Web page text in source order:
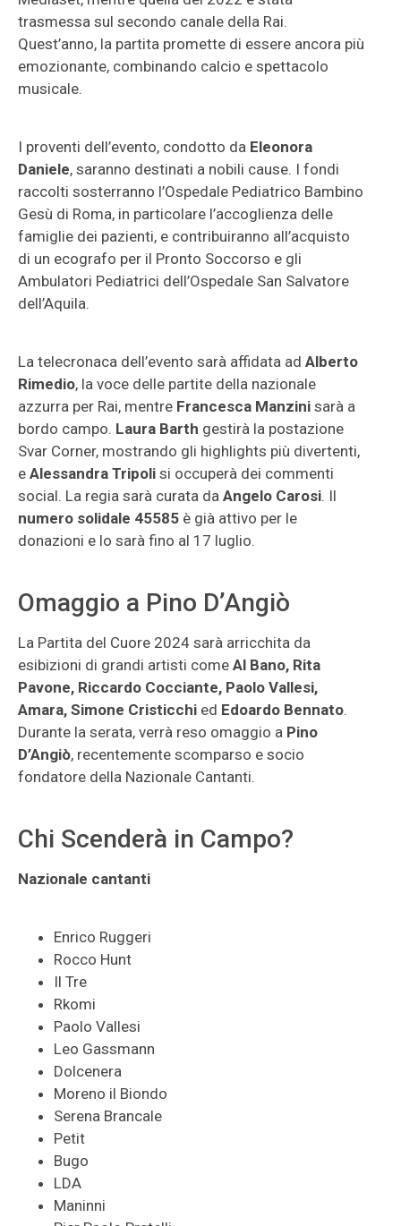
trasmessa sul secondo canale della Rai.
Quest’anno, la partita promette di essere ancora più
emozionante, combinando calcio e spettacolo
musicale.
I proventi dell’evento, condotto da Eleonora
Daniele, saranno destinati a nobili cause. I fondi
raccolti sosterranno l’Ospedale Pediatrico Bambino
Gesù di Roma, in particolare l’accoglienza delle
famiglie dei pazienti, e contribuiranno all’acquisto
di un ecografo per il Pronto Soccorso e gli
Ambulatori Pediatrici dell’Ospedale San Salvatore
dell’Aquila.
La telecronaca dell’evento sarà affidata ad Alberto
Rimedio, la voce delle partite della nazionale
azzurra per Rai, mentre Francesca Manzini sarà a
bordo campo. Laura Barth gestirà la postazione
Svar Corner, mostrando gli highlights più divertenti,
e Alessandra Tripoli si occuperà dei commenti
social. La regia sarà curata da Angelo Carosi. Il
numero solidale 45585 è già attivo per le
donazioni e lo sarà fino al 17 luglio.
Omaggio a Pino D’Angiò
La Partita del Cuore 2024 sarà arricchita da
esibizioni di grandi artisti come Al Bano, Rita
Pavone, Riccardo Cocciante, Paolo Vallesi,
Amara, Simone Cristicchi ed Edoardo Bennato.
Durante la serata, verrà reso omaggio a Pino
D’Angiò, recentemente scomparso e socio
fondatore della Nazionale Cantanti.
Chi Scenderà in Campo?
Nazionale cantanti
Enrico Ruggeri
Rocco Hunt
Il Tre
Rkomi
Paolo Vallesi
Leo Gassmann
Dolcenera
Moreno il Biondo
Serena Brancale
Petit
Bugo
LDA
Maninni